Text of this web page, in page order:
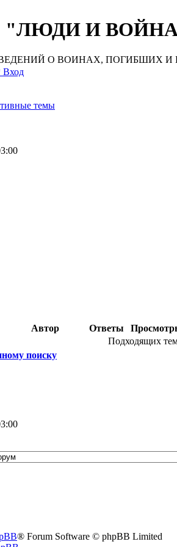
"ЛЮДИ И ВОЙНА"
О ВОИНАХ, ПОГИБШИХ И
Вход
темы
Автор Ответы
Подходящих
поиску
® Forum Software © phpBB Limited